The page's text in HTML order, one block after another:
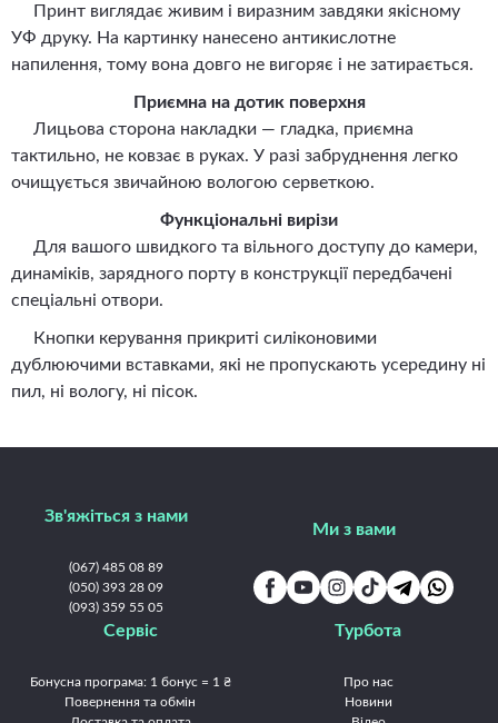
Принт виглядає живим і виразним завдяки якісному
УФ друку. На картинку нанесено антикислотне
напилення, тому вона довго не вигоряє і не затирається.
Приємна на дотик поверхня
Лицьова сторона накладки — гладка, приємна
тактильно, не ковзає в руках. У разі забруднення легко
очищується звичайною вологою серветкою.
Функціональні вирізи
Для вашого швидкого та вільного доступу до камери,
динаміків, зарядного порту в конструкції передбачені
спеціальні отвори.
Кнопки керування прикриті силіконовими
дублюючими вставками, які не пропускають усередину ні
пил, ні вологу, ні пісок.
Зв'яжіться з нами
(067) 485 08 89
(050) 393 28 09
(093) 359 55 05
Ми з вами
Сервіс
Бонусна програма: 1 бонус = 1 ₴
Повернення та обмін
Турбота
Про нас
Новини